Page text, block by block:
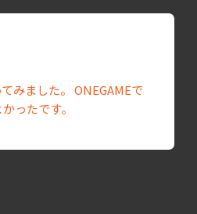
みました。 ONEGAMEで
ったです。